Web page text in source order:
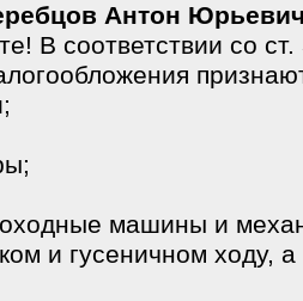
Антон
В соответствии со
машины и
и гусеничном ходу, а